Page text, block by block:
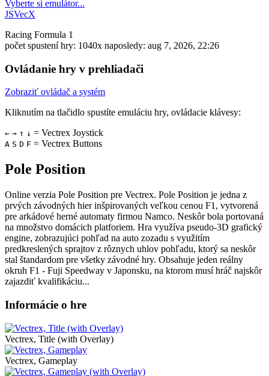
Vyberte si emulátor...
JSVecX
Racing Formula 1
počet spustení hry: 1040x naposledy: aug 7, 2026, 22:26
Ovládanie hry v prehliadači
Zobraziť ovládač a systém
Kliknutím na tlačidlo spustíte emuláciu hry, ovládacie klávesy:
← → ↑ ↓ = Vectrex Joystick
A S D F = Vectrex Buttons
Pole Position
Online verzia Pole Position pre Vectrex. Pole Position je jedna z
prvých závodných hier inšpirovaných veľkou cenou F1, vytvorená
pre arkádové herné automaty firmou Namco. Neskôr bola portovaná
na množstvo domácich platforiem. Hra využíva pseudo-3D grafický
engine, zobrazujúci pohľad na auto zozadu s využitím
predkreslených sprajtov z rôznych uhlov pohľadu, ktorý sa neskôr
stal štandardom pre všetky závodné hry. Obsahuje jeden reálny
okruh F1 - Fuji Speedway v Japonsku, na ktorom musí hráč najskôr
zajazdiť kvalifikáciu...
Informácie o hre
Vectrex, Title (with Overlay)
Vectrex, Gameplay